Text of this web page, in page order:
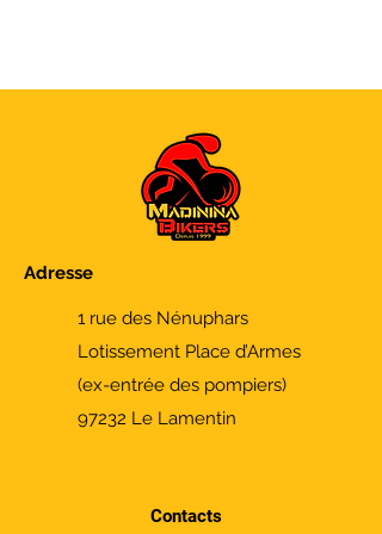
Adresse
1 rue des Nénuphars
Lotissement Place d’Armes
(ex-entrée des pompiers)
97232 Le Lamentin
Contacts